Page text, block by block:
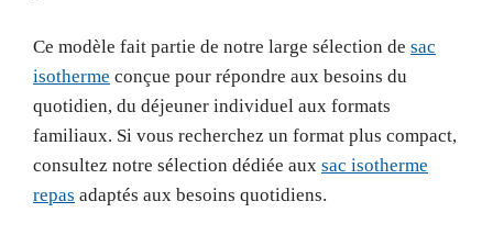
Ce modèle fait partie de notre large sélection de sac
isotherme conçue pour répondre aux besoins du
quotidien, du déjeuner individuel aux formats
familiaux. Si vous recherchez un format plus compact,
consultez notre sélection dédiée aux sac isotherme
repas adaptés aux besoins quotidiens.